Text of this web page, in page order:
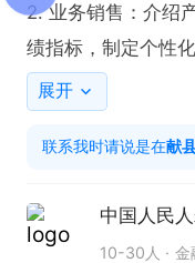
2. 业务销售：介绍
绩指标，制定个性化
3. 客户维护：建立
4. 培训学习：参加
5. 合规经营：遵守
展开
联系我时请说是在献
10-30人 金